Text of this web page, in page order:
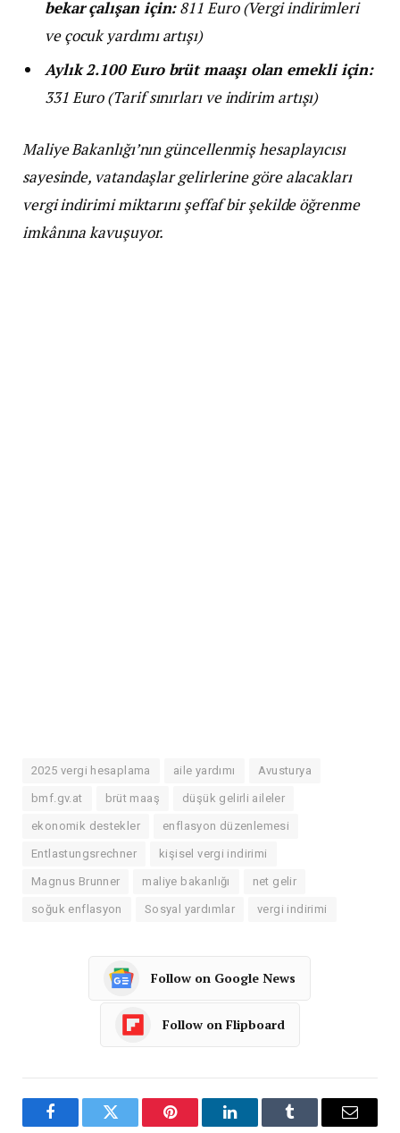
bekar çalışan için:811 Euro (Vergi indirimleri
ve çocuk yardımı artışı)
Aylık 2.100 Euro brüt maaşı olan emekli için:
331 Euro (Tarif sınırları ve indirim artışı)
Maliye Bakanlığı’nın güncellenmiş hesaplayıcısı
sayesinde, vatandaşlar gelirlerine göre alacakları
vergi indirimi miktarını şeffaf bir şekilde öğrenme
imkânına kavuşuyor.
2025 vergi hesaplama aile yardımı Avusturya
bmf.gv.at brüt maaş düşük gelirli aileler
ekonomik destekler enflasyon düzenlemesi
Entlastungsrechner kişisel vergi indirimi
Magnus Brunner maliye bakanlığı net gelir
soğuk enflasyon Sosyal yardımlar vergi indirimi
Follow on Google News
Follow on Flipboard
FacebookTwitter Pinterest LinkedInTumblr Email